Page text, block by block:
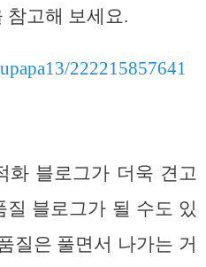
참고해 보세요.
222215857641
화 블로그가 더욱 견고
블로그가 될 수도 있
질은 풀면서 나가는 거